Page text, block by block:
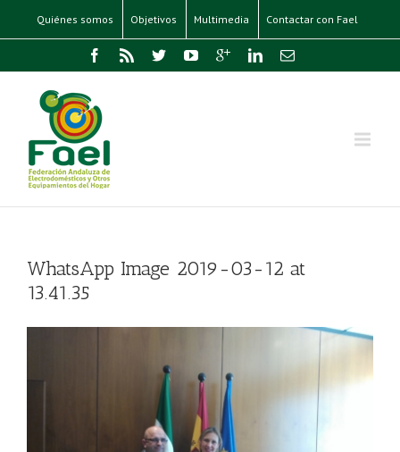
Quiénes somos Objetivos Multimedia Contactar con Fael
WhatsApp Image 2019-03-12 at
13.41.35